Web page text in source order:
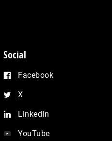
Social
Facebook
X
LinkedIn
YouTube